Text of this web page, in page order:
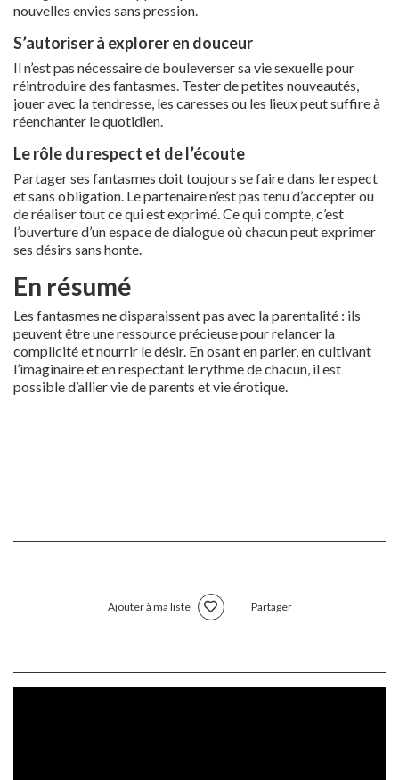
nouvelles envies sans pression.
S’autoriser à explorer en douceur
Il n’est pas nécessaire de bouleverser sa vie sexuelle pour
réintroduire des fantasmes. Tester de petites nouveautés,
jouer avec la tendresse, les caresses ou les lieux peut suffire à
réenchanter le quotidien.
Le rôle du respect et de l’écoute
Partager ses fantasmes doit toujours se faire dans le respect
et sans obligation. Le partenaire n’est pas tenu d’accepter ou
de réaliser tout ce qui est exprimé. Ce qui compte, c’est
l’ouverture d’un espace de dialogue où chacun peut exprimer
ses désirs sans honte.
En résumé
Les fantasmes ne disparaissent pas avec la parentalité : ils
peuvent être une ressource précieuse pour relancer la
complicité et nourrir le désir. En osant en parler, en cultivant
l’imaginaire et en respectant le rythme de chacun, il est
possible d’allier vie de parents et vie érotique.
Ajouter à ma liste Partager